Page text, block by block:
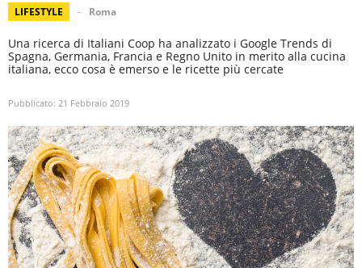
LIFESTYLE Roma
Una ricerca di Italiani Coop ha analizzato i Google Trends di
Spagna, Germania, Francia e Regno Unito in merito alla cucina
italiana, ecco cosa è emerso e le ricette più cercate
Pubblicato: 21 Febbraio 2019